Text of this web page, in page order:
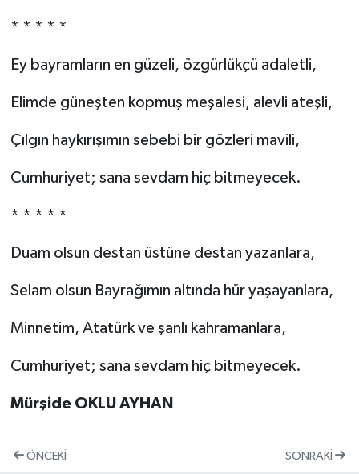
* * * * *
Ey bayramların en güzeli, özgürlükçü adaletli,
Elimde güneşten kopmuş meşalesi, alevli ateşli,
Çılgın haykırışımın sebebi bir gözleri mavili,
Cumhuriyet; sana sevdam hiç bitmeyecek.
* * * * *
Duam olsun destan üstüne destan yazanlara,
Selam olsun Bayrağımın altında hür yaşayanlara,
Minnetim, Atatürk ve şanlı kahramanlara,
Cumhuriyet; sana sevdam hiç bitmeyecek.
Mürşide OKLU AYHAN
ÖNCEKI SONRAKI